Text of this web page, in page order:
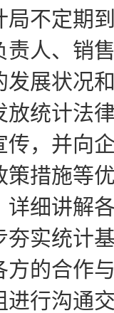
局不定期
责人、销
发展状况
放统计法
传，并向
策措施等
详细讲解
夯实统计
方的合作
进行沟通